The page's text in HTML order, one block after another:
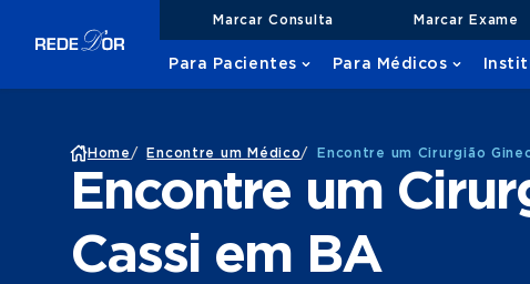
Marcar Consulta Marcar Exame
Para Pacientes Para Médicos
Home / Encontre um Médico/ Encontre um Cirurgião
Encontre um
Cassi em BA